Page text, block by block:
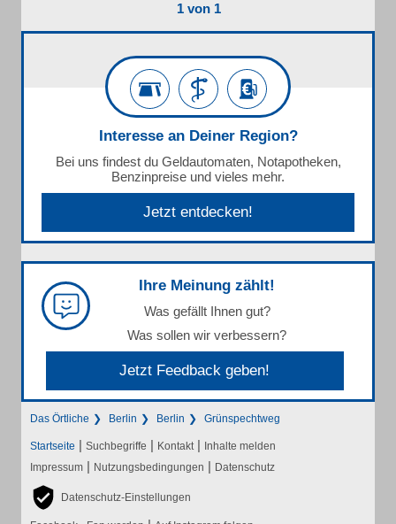
1 von 1
Interesse an Deiner Region?
Bei uns findest du Geldautomaten, Notapotheken,
Benzinpreise und vieles mehr.
Jetzt entdecken!
Ihre Meinung zählt!
Was gefällt Ihnen gut?
Was sollen wir verbessern?
Jetzt Feedback geben!
Das Örtliche Berlin Berlin Grünspechtweg
Startseite | Suchbegriffe | Kontakt | Inhalte melden
Impressum | Nutzungsbedingungen | Datenschutz
Datenschutz-Einstellungen